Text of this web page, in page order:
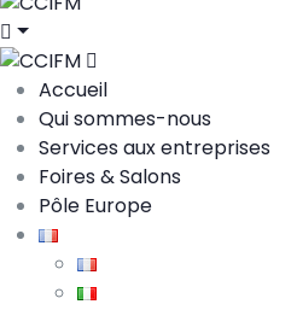
Accueil
Qui sommes-nous
Services aux entreprises
Foires & Salons
Pôle Europe